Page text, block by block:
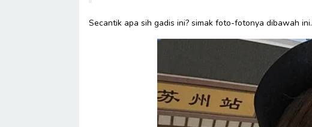
Secantik apa sih gadis ini? simak foto-fotonya dibawah ini.